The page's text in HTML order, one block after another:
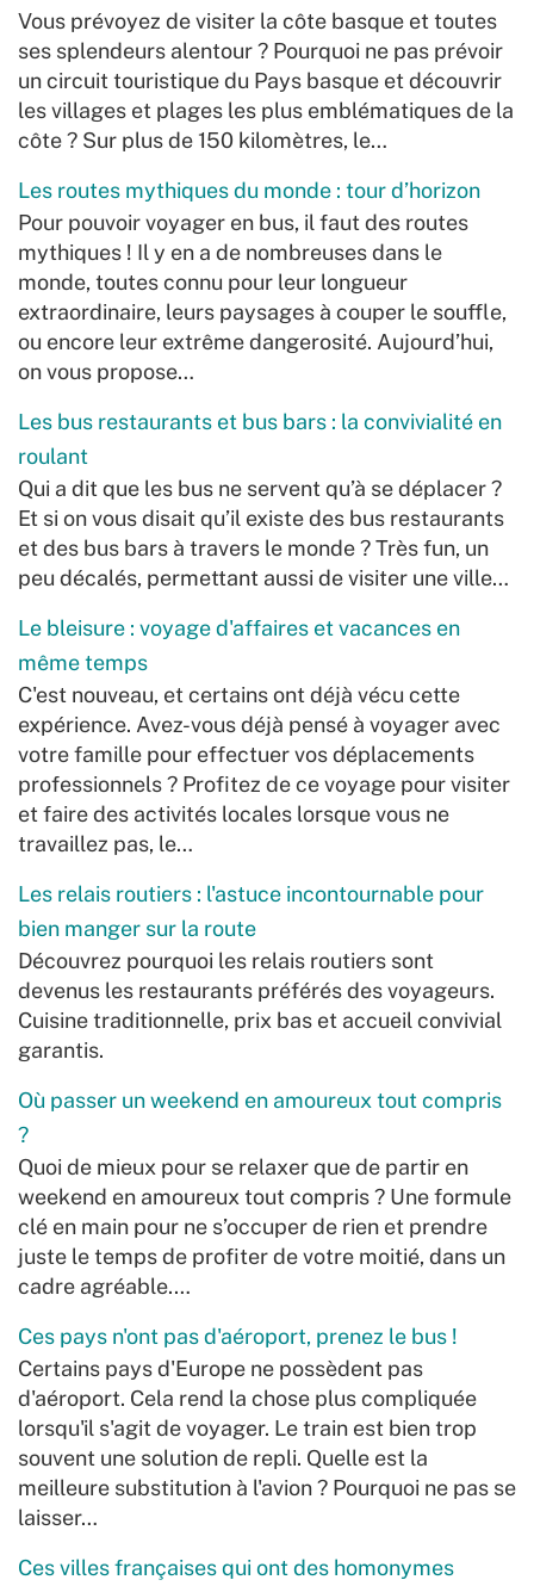
Vous prévoyez de visiter la côte basque et toutes
ses splendeurs alentour ? Pourquoi ne pas prévoir
un circuit touristique du Pays basque et découvrir
les villages et plages les plus emblématiques de la
côte ? Sur plus de 150 kilomètres, le…
Les routes mythiques du monde : tour d’horizon
Pour pouvoir voyager en bus, il faut des routes
mythiques ! Il y en a de nombreuses dans le
monde, toutes connu pour leur longueur
extraordinaire, leurs paysages à couper le souffle,
ou encore leur extrême dangerosité. Aujourd’hui,
on vous propose…
Les bus restaurants et bus bars : la convivialité en
roulant
Qui a dit que les bus ne servent qu’à se déplacer ?
Et si on vous disait qu’il existe des bus restaurants
et des bus bars à travers le monde ? Très fun, un
peu décalés, permettant aussi de visiter une ville…
Le bleisure : voyage d'affaires et vacances en
même temps
C'est nouveau, et certains ont déjà vécu cette
expérience. Avez-vous déjà pensé à voyager avec
votre famille pour effectuer vos déplacements
professionnels ? Profitez de ce voyage pour visiter
et faire des activités locales lorsque vous ne
travaillez pas, le…
Les relais routiers : l'astuce incontournable pour
bien manger sur la route
Découvrez pourquoi les relais routiers sont
devenus les restaurants préférés des voyageurs.
Cuisine traditionnelle, prix bas et accueil convivial
garantis.
Où passer un weekend en amoureux tout compris
?
Quoi de mieux pour se relaxer que de partir en
weekend en amoureux tout compris ? Une formule
clé en main pour ne s’occuper de rien et prendre
juste le temps de profiter de votre moitié, dans un
cadre agréable.…
Ces pays n'ont pas d'aéroport, prenez le bus !
Certains pays d'Europe ne possèdent pas
d'aéroport. Cela rend la chose plus compliquée
lorsqu'il s'agit de voyager. Le train est bien trop
souvent une solution de repli. Quelle est la
meilleure substitution à l'avion ? Pourquoi ne pas se
laisser…
Ces villes françaises qui ont des homonymes